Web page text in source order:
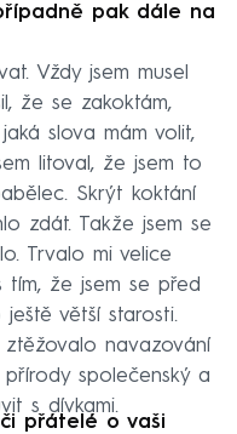
pak dále na
Vždy jsem musel
že se zakoktám,
slova mám volit,
litoval, že jsem to
Skrýt koktání
zdát. Takže jsem se
Trvalo mi velice
tím, že jsem se před
větší starosti.
ztěžovalo navazování
společenský a
s dívkami.
přátelé o vaši